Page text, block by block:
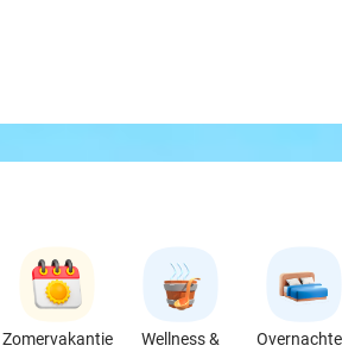
Zomervakantie
Wellness &